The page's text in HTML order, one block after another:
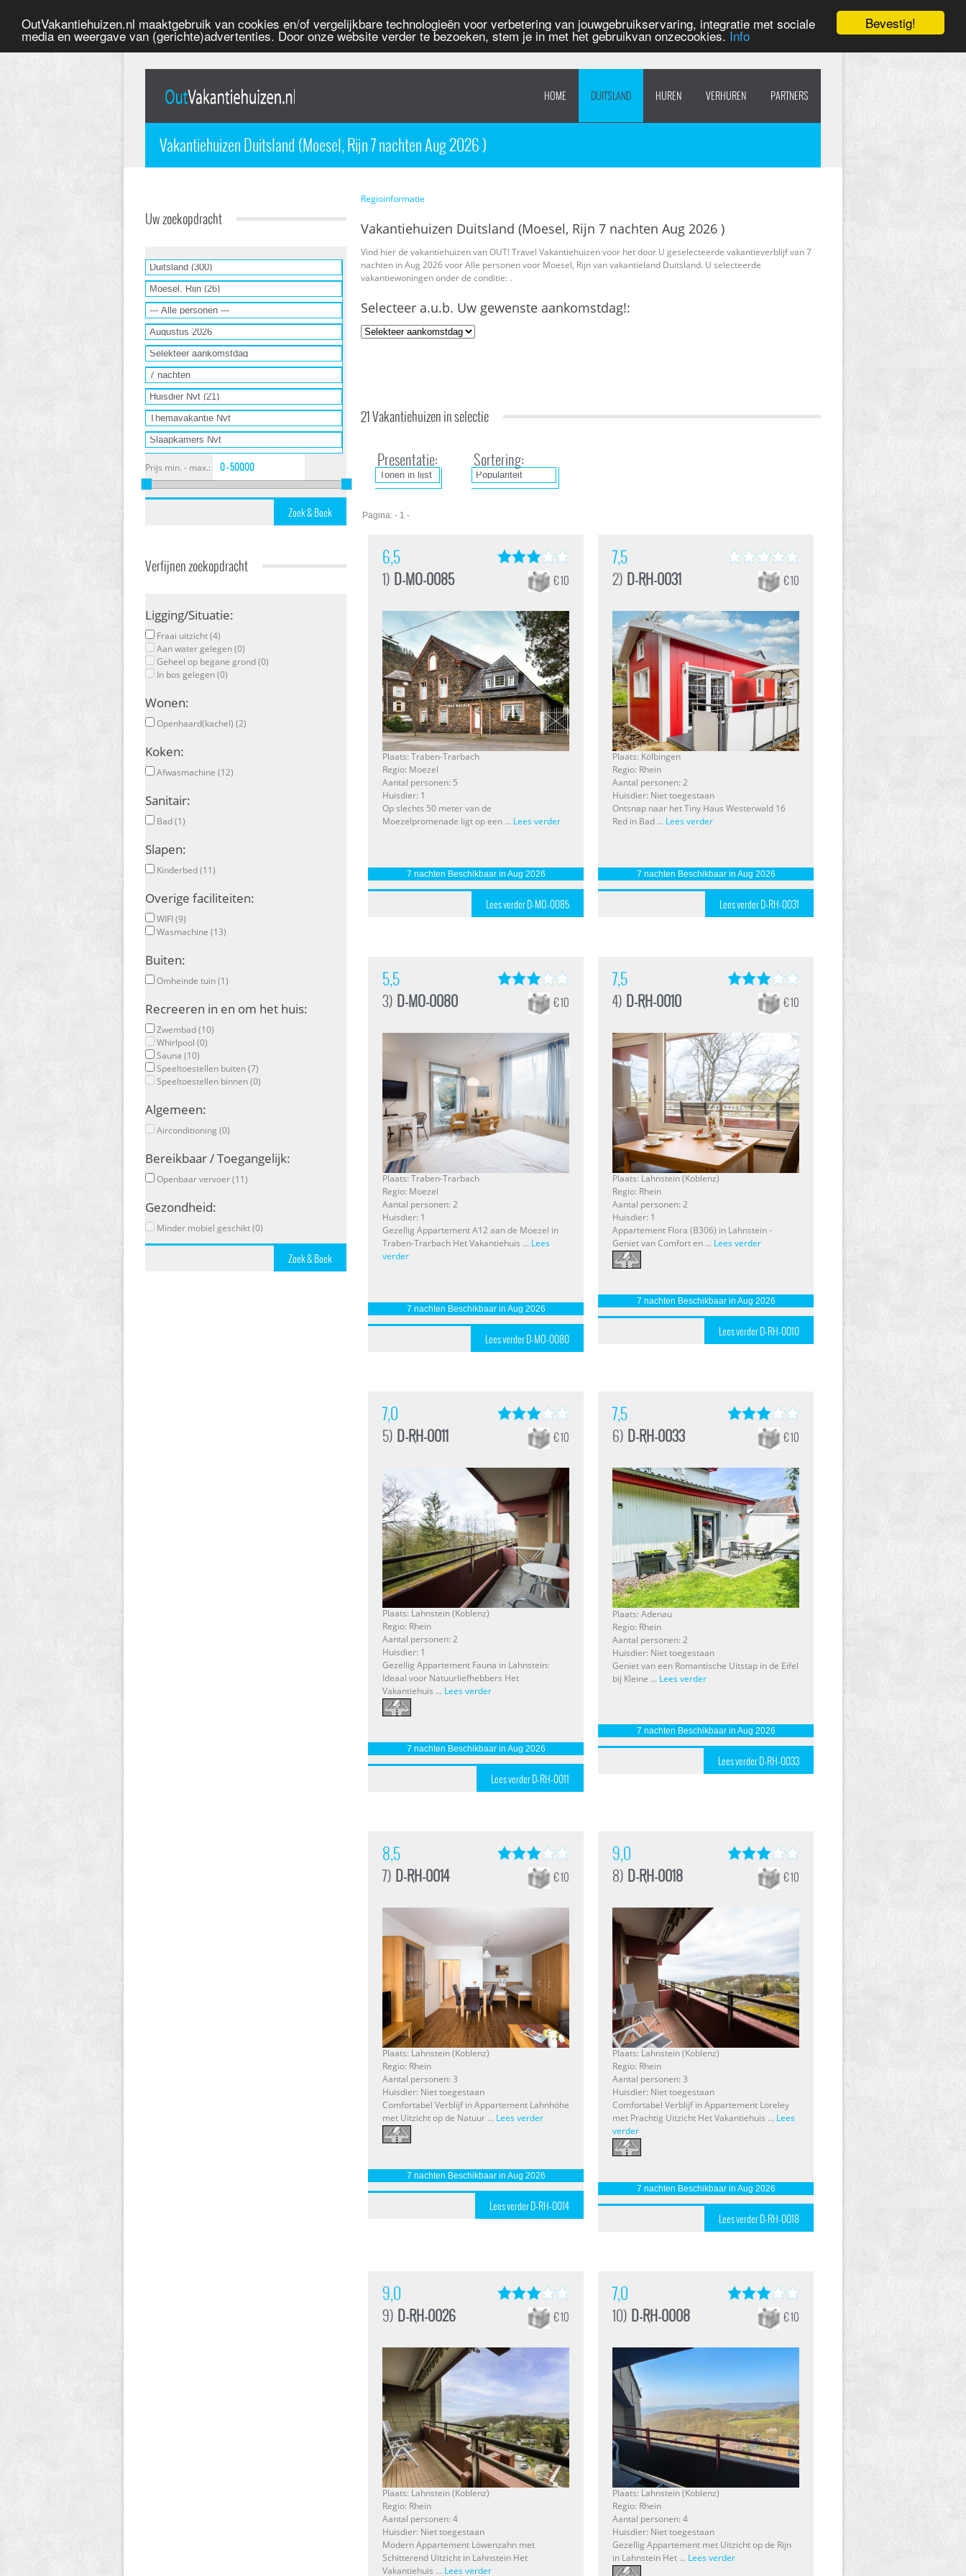
Bevestig!
OutVakantiehuizen.nl maaktgebruik van cookies en/of vergelijkbare technologieën voor verbetering van jouwgebruikservaring, integratie met sociale
media en weergave van (gerichte)advertenties. Door onze website verder te bezoeken, stem je in met het gebruikvan onzecookies. Info
HOME DUITSLAND HUREN VERHUREN PARTNERS
Vakantiehuizen Duitsland (Moesel, Rijn 7 nachten Aug 2026 )
Uw zoekopdracht
Prijs min. - max.:
Verfijnen zoekopdracht
Ligging/Situatie:
Fraai uitzicht (4)
Aan water gelegen (0)
Geheel op begane grond (0)
In bos gelegen (0)
Wonen:
Openhaard(kachel) (2)
Koken:
Afwasmachine (12)
Sanitair:
Bad (1)
Slapen:
Kinderbed (11)
Overige faciliteiten:
WIFI (9)
Wasmachine (13)
Buiten:
Omheinde tuin (1)
Recreeren in en om het huis:
Zwembad (10)
Whirlpool (0)
Sauna (10)
Speeltoestellen buiten (7)
Speeltoestellen binnen (0)
Algemeen:
Airconditioning (0)
Bereikbaar / Toegangelijk:
Openbaar vervoer (11)
Gezondheid:
Minder mobiel geschikt (0)
Regioinformatie
Vakantiehuizen Duitsland (Moesel, Rijn 7 nachten Aug 2026 )
Vind hier de vakantiehuizen van OUT! Travel Vakantiehuizen voor het door U geselecteerde vakantieverblijf van 7
nachten in Aug 2026 voor Alle personen voor Moesel, Rijn van vakantieland Duitsland. U selecteerde
vakantiewoningen onder de conditie: .
Selecteer a.u.b. Uw gewenste aankomstdag!:
21 Vakantiehuizen in selectie
Presentatie: Sortering:
Pagina: - 1 -
6,5
1) D-MO-0085 € 10
Plaats: Traben-Trarbach
Regio: Moezel
Aantal personen: 5
Huisdier: 1
Op slechts 50 meter van de
Moezelpromenade ligt op een ... Lees verder
7 nachten Beschikbaar in Aug 2026
Lees verder D-MO-0085
7,5
2) D-RH-0031 € 10
Plaats: Kölbingen
Regio: Rhein
Aantal personen: 2
Huisdier: Niet toegestaan
Ontsnap naar het Tiny Haus Westerwald 16
Red in Bad ... Lees verder
7 nachten Beschikbaar in Aug 2026
Lees verder D-RH-0031
5,5
3) D-MO-0080 € 10
Plaats: Traben-Trarbach
Regio: Moezel
Aantal personen: 2
Huisdier: 1
Gezellig Appartement A12 aan de Moezel in
Traben-Trarbach Het Vakantiehuis ... Lees
verder
7 nachten Beschikbaar in Aug 2026
Lees verder D-MO-0080
7,5
4) D-RH-0010 € 10
Plaats: Lahnstein (Koblenz)
Regio: Rhein
Aantal personen: 2
Huisdier: 1
Appartement Flora (B306) in Lahnstein -
Geniet van Comfort en ... Lees verder
7 nachten Beschikbaar in Aug 2026
Lees verder D-RH-0010
7,0
5) D-RH-0011 € 10
Plaats: Lahnstein (Koblenz)
Regio: Rhein
Aantal personen: 2
Huisdier: 1
Gezellig Appartement Fauna in Lahnstein:
Ideaal voor Natuurliefhebbers Het
Vakantiehuis ... Lees verder
7 nachten Beschikbaar in Aug 2026
Lees verder D-RH-0011
7,5
6) D-RH-0033 € 10
Plaats: Adenau
Regio: Rhein
Aantal personen: 2
Huisdier: Niet toegestaan
Geniet van een Romantische Uitstap in de Eifel
bij Kleine ... Lees verder
7 nachten Beschikbaar in Aug 2026
Lees verder D-RH-0033
8,5
7) D-RH-0014 € 10
Plaats: Lahnstein (Koblenz)
Regio: Rhein
Aantal personen: 3
Huisdier: Niet toegestaan
Comfortabel Verblijf in Appartement Lahnhöhe
met Uitzicht op de Natuur ... Lees verder
7 nachten Beschikbaar in Aug 2026
Lees verder D-RH-0014
9,0
8) D-RH-0018 € 10
Plaats: Lahnstein (Koblenz)
Regio: Rhein
Aantal personen: 3
Huisdier: Niet toegestaan
Comfortabel Verblijf in Appartement Loreley
met Prachtig Uitzicht Het Vakantiehuis ... Lees
verder
7 nachten Beschikbaar in Aug 2026
Lees verder D-RH-0018
9,0
9) D-RH-0026 € 10
Plaats: Lahnstein (Koblenz)
Regio: Rhein
Aantal personen: 4
Huisdier: Niet toegestaan
Modern Appartement Löwenzahn met
Schitterend Uitzicht in Lahnstein Het
Vakantiehuis ... Lees verder
7,0
10) D-RH-0008 € 10
Plaats: Lahnstein (Koblenz)
Regio: Rhein
Aantal personen: 4
Huisdier: Niet toegestaan
Gezellig Appartement met Uitzicht op de Rijn
in Lahnstein Het ... Lees verder